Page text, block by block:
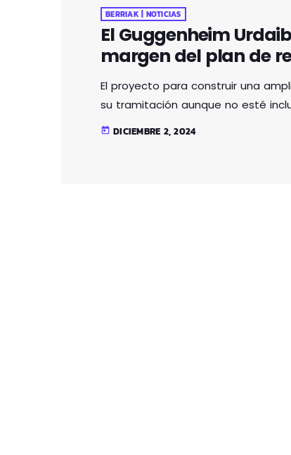
BERRIAK | NOTICIAS
El Guggenheim
margen del plan de
El proyecto para construir una
su tramitación aunque no esté
today DICIEMBRE 2, 2024